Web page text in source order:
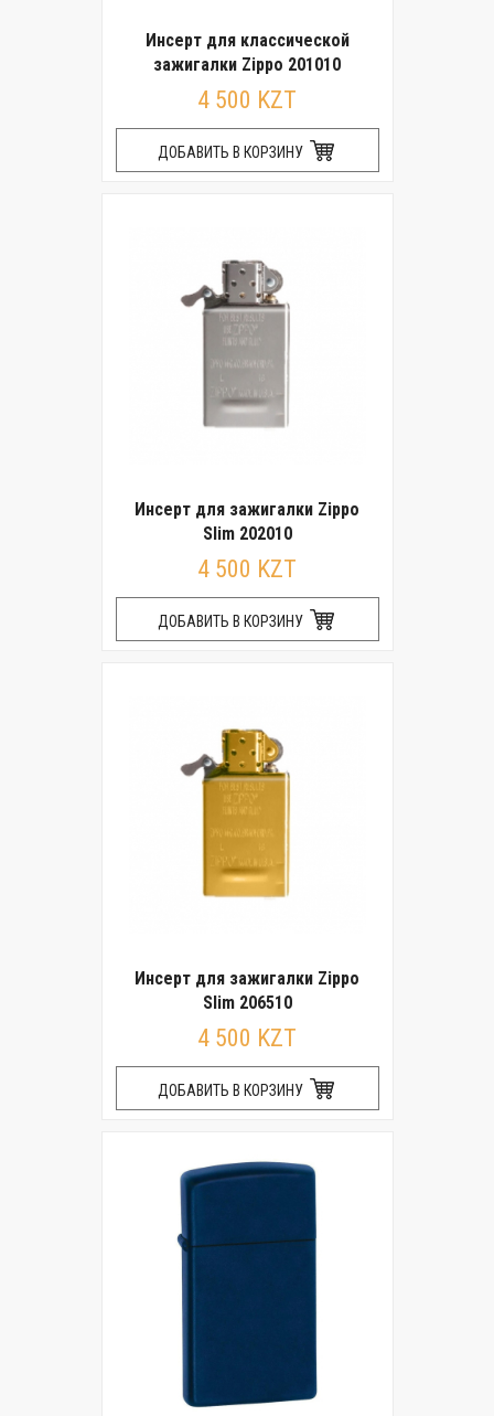
Инсерт для классической
зажигалки Zippo 201010
4 500 KZT
ДОБАВИТЬ В КОРЗИНУ
Инсерт для зажигалки Zippo
Slim 202010
4 500 KZT
ДОБАВИТЬ В КОРЗИНУ
Инсерт для зажигалки Zippo
Slim 206510
4 500 KZT
ДОБАВИТЬ В КОРЗИНУ